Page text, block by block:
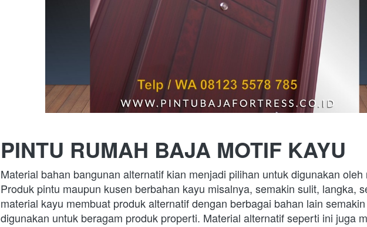
PINTU RUMAH BAJA MOTIF KAYU
Material bahan bangunan alternatif kian menjadi pilihan untuk digunakan oleh
Produk pintu maupun kusen berbahan kayu misalnya, semakin sulit, langka,
material kayu membuat produk alternatif dengan berbagai bahan lain
digunakan untuk beragam produk properti. Material alternatif seperti ini juga